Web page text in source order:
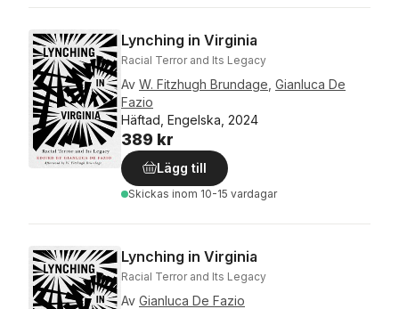
Lynching in Virginia
Racial Terror and Its Legacy
Av W. Fitzhugh Brundage Gianluca De
Fazio
Häftad, Engelska, 2024
389 kr
Lägg till
Skickas inom 10-15 vardagar
Lynching in Virginia
Racial Terror and Its Legacy
Av Gianluca De Fazio